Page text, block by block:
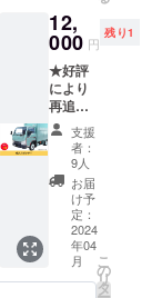
店頭で
は販売
してい
ない限
定チー
ズケー
キなど
を詰め
合わせ
てお届
けいた
しま
す。 ■
内容 ・
店頭販
売して
12,
000 円
残り1
★好評
により
再追
加！★
【個人
スポン
サー】
キッチ
ンカー
ナナイ
ロの個
人スポ
ンサー
支援
者：
9人
お届
け予
定：
2024
年04
月
こ
の
リ
タ